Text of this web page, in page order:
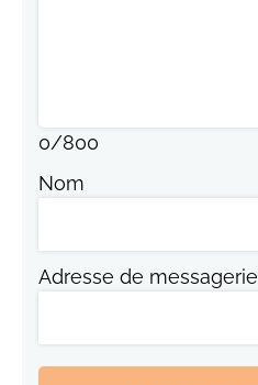
0/800
Nom
Adresse de messagerie